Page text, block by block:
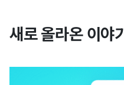
새로 올라온 이야기